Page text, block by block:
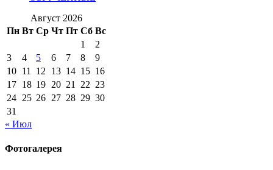
Август 2026
Пн Вт Ср Чт Пт Сб Вс
1
2
3
4 5 6 7 8
9
10 11 12 13 14 15 16
17 18 19 20 21 22 23
24 25 26 27 28 29 30
31
« Июл
Фотогалерея